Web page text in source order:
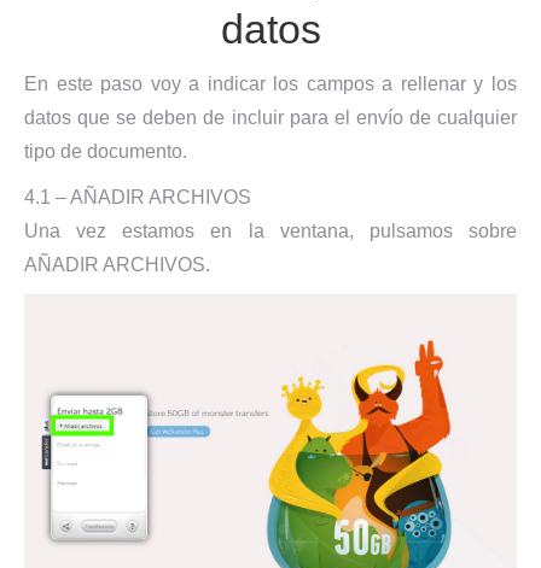
datos
En este paso voy a indicar los campos a rellenar y los
datos que se deben de incluir para el envío de cualquier
tipo de documento.
4.1 – AÑADIR ARCHIVOS
Una vez estamos en la ventana, pulsamos sobre
AÑADIR ARCHIVOS.